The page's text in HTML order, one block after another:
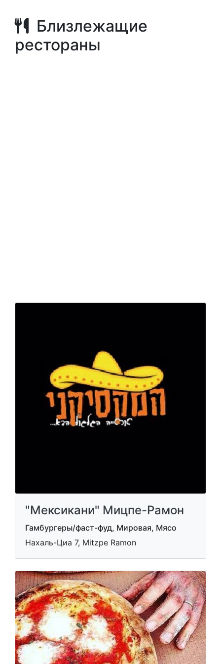
Близлежащие
рестораны
"Мексикани" Мицпе-Рамон
Гамбургеры/фаст-фуд, Мировая, Мясо
Нахаль-Циа 7, Mitzpe Ramon